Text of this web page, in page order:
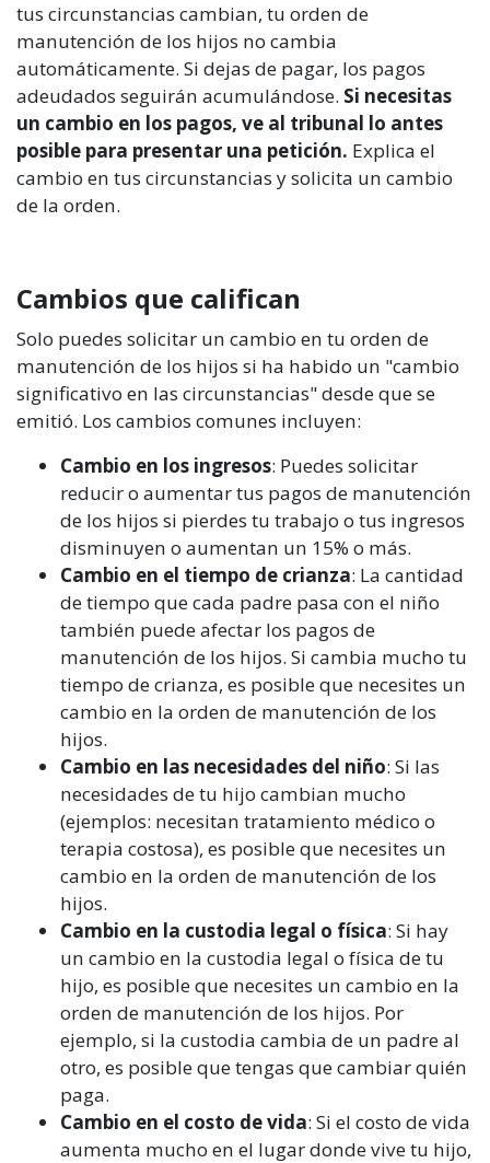
tus circunstancias cambian, tu orden de
manutención de los hijos no cambia
automáticamente. Si dejas de pagar, los pagos
adeudados seguirán acumulándose. Si necesitas
un cambio en los pagos, ve al tribunal lo antes
posible para presentar una petición. Explica el
cambio en tus circunstancias y solicita un cambio
de la orden.
Cambios que califican
Solo puedes solicitar un cambio en tu orden de
manutención de los hijos si ha habido un "cambio
significativo en las circunstancias" desde que se
emitió. Los cambios comunes incluyen:
Cambio en los ingresos: Puedes solicitar
reducir o aumentar tus pagos de manutención
de los hijos si pierdes tu trabajo o tus ingresos
disminuyen o aumentan un 15% o más.
Cambio en el tiempo de crianza: La cantidad
de tiempo que cada padre pasa con el niño
también puede afectar los pagos de
manutención de los hijos. Si cambia mucho tu
tiempo de crianza, es posible que necesites un
cambio en la orden de manutención de los
hijos.
Cambio en las necesidades del niño: Si las
necesidades de tu hijo cambian mucho
(ejemplos: necesitan tratamiento médico o
terapia costosa), es posible que necesites un
cambio en la orden de manutención de los
hijos.
Cambio en la custodia legal o física: Si hay
un cambio en la custodia legal o física de tu
hijo, es posible que necesites un cambio en la
orden de manutención de los hijos. Por
ejemplo, si la custodia cambia de un padre al
otro, es posible que tengas que cambiar quién
paga.
Cambio en el costo de vida: Si el costo de vida
aumenta mucho en el lugar donde vive tu hijo,